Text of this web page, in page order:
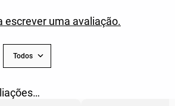
escrever uma avaliação.
Todos